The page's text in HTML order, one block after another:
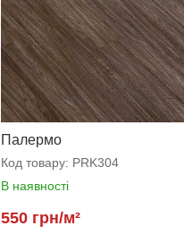
Палермо
Код товару: PRK304
В наявності
550 грн/м²